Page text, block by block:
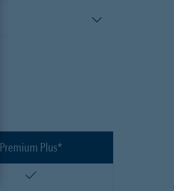
Premium Plus*
enthalten